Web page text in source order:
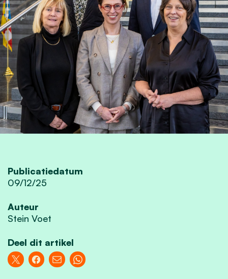
Publicatiedatum
09/12/25
Auteur
Stein Voet
Deel dit artikel